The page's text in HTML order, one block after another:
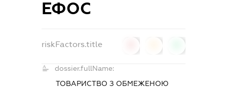
ЕФОС
riskFactors.title
dossier.fullName:
ТОВАРИСТВО З ОБМЕЖЕНОЮ